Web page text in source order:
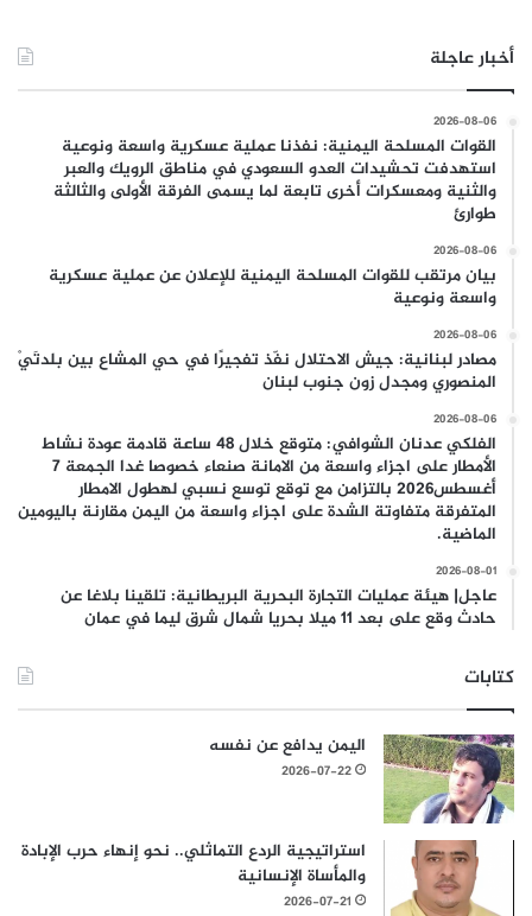
أخبار عاجلة
2026-08-06
القوات المسلحة اليمنية: نفذنا عملية عسكرية واسعة ونوعية
استهدفت تحشيدات العدو السعودي في مناطق الرويك والعبر
والثنية ومعسكرات أخرى تابعة لما يسمى الفرقة الأولى والثالثة
طوارئ
2026-08-06
بيان مرتقب للقوات المسلحة اليمنية للإعلان عن عملية عسكرية
واسعة ونوعية
2026-08-06
مصادر لبنانية: جيش الاحتلال نفّذ تفجيرًا في حي المشاع بين بلدتَيْ
المنصوري ومجدل زون جنوب لبنان
2026-08-06
الفلكي عدنان الشوافي: متوقع خلال 48 ساعة قادمة عودة نشاط
الأمطار على اجزاء واسعة من الامانة صنعاء خصوصا غدا الجمعة 7
أغسطس2026 بالتزامن مع توقع توسع نسبي لهطول الامطار
المتفرقة متفاوتة الشدة على اجزاء واسعة من اليمن مقارنة باليومين
الماضية.
2026-08-01
عاجل| هيئة عمليات التجارة البحرية البريطانية: تلقينا بلاغا عن
حادث وقع على بعد 11 ميلا بحريا شمال شرق ليما في عمان
كتابات
اليمن يدافع عن نفسه
2026-07-22
استراتيجية الردع التماثلي.. نحو إنهاء حرب الإبادة
والمأساة الإنسانية
2026-07-21